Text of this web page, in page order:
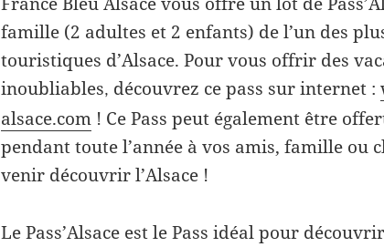
famille (2 adultes et 2 enfants) de l’un des
touristiques d’Alsace. Pour vous offrir des
inoubliables, découvrez ce pass sur internet :
alsace.com ! Ce Pass peut également être
pendant toute l’année à vos amis, famille ou
venir découvrir l’Alsace !
Le Pass’Alsace est le Pass idéal pour